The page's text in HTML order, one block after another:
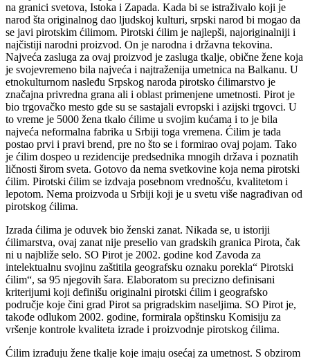
Pirot je oduvek bio lep grad. Nekada zanatski, danas moderan grad
na granici svetova, Istoka i Zapada. Kada bi se istraživalo koji je
narod šta originalnog dao ljudskoj kulturi, srpski narod bi mogao da
se javi pirotskim ćilimom. Pirotski ćilim je najlepši, najoriginalniji i
najčistiji narodni proizvod. On je narodna i državna tekovina.
Najveća zasluga za ovaj proizvod je zasluga tkalje, obične žene koja
je svojevremeno bila najveća i najtraženija umetnica na Balkanu. U
etnokulturnom nasleđu Srpskog naroda pirotsko ćilimarstvo je
značajna privredna grana ali i oblast primenjene umetnosti. Pirot je
bio trgovačko mesto gde su se sastajali evropski i azijski trgovci. U
to vreme je 5000 žena tkalo ćilime u svojim kućama i to je bila
najveća neformalna fabrika u Srbiji toga vremena. Ćilim je tada
postao prvi i pravi brend, pre no što se i formirao ovaj pojam. Tako
je ćilim dospeo u rezidencije predsednika mnogih država i poznatih
ličnosti širom sveta. Gotovo da nema svetkovine koja nema pirotski
ćilim. Pirotski ćilim se izdvaja posebnom vrednošću, kvalitetom i
lepotom. Nema proizvoda u Srbiji koji je u svetu više nagrađivan od
Izrada ćilima je oduvek bio ženski zanat. Nikada se, u istoriji
ćilimarstva, ovaj zanat nije preselio van gradskih granica Pirota, čak
ni u najbliže selo. SO Pirot je 2002. godine kod Zavoda za
intelektualnu svojinu zaštitila geografsku oznaku porekla“ Pirotski
ćilim“, sa 95 njegovih šara. Elaboratom su precizno definisani
kriterijumi koji definišu originalni pirotski ćilim i geografsko
područje koje čini grad Pirot sa prigradskim naseljima. SO Pirot je,
takođe odlukom 2002. godine, formirala opštinsku Komisiju za